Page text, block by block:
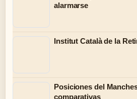
alarmarse
Institut Català de la
Posiciones del
comparativas